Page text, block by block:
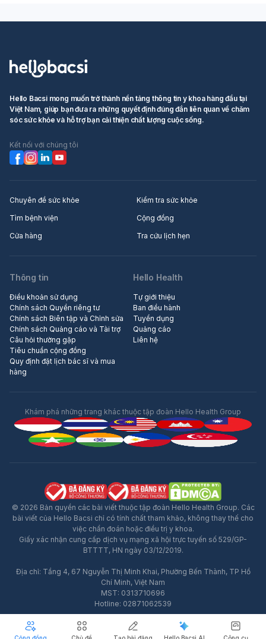
Hello Bacsi mong muốn trở thành nền tảng thông tin y khoa hàng đầu tại
Việt Nam, giúp bạn đưa ra những quyết định đúng đắn liên quan về chăm
sóc sức khỏe và hỗ trợ bạn cải thiện chất lượng cuộc sống.
Kết nối với chúng tôi
Chuyên đề sức khỏe
Kiểm tra sức khỏe
Tìm bệnh viện
Cộng đồng
Cửa hàng
Tra cứu lịch hẹn
Thông tin
Điều khoản sử dụng
Chính sách Quyền riêng tư
Chính sách Biên tập và Chỉnh sửa
Chính sách Quảng cáo và Tài trợ
Câu hỏi thường gặp
Tiêu chuẩn cộng đồng
Quy định đặt lịch bác sĩ và mua
hàng
Hello Health
Tự giới thiệu
Ban điều hành
Tuyển dụng
Quảng cáo
Liên hệ
Khám phá những trang khác thuộc tập đoàn Hello Health Group
© 2026 Bản quyền các bài viết thuộc tập đoàn Hello Health Group. Các
bài viết của Hello Bacsi chỉ có tính chất tham khảo, không thay thế cho
việc chẩn đoán hoặc điều trị y khoa.
Giấy xác nhận cung cấp dịch vụ mạng xã hội trực tuyến số 529/GP-
BTTTT, HN ngày 03/12/2019.
Địa chỉ: Tầng 4, 67 Nguyễn Thị Minh Khai, Phường Bến Thành, TP Hồ
Chí Minh, Việt Nam
MST: 0313710696
Hotline: 02871062539